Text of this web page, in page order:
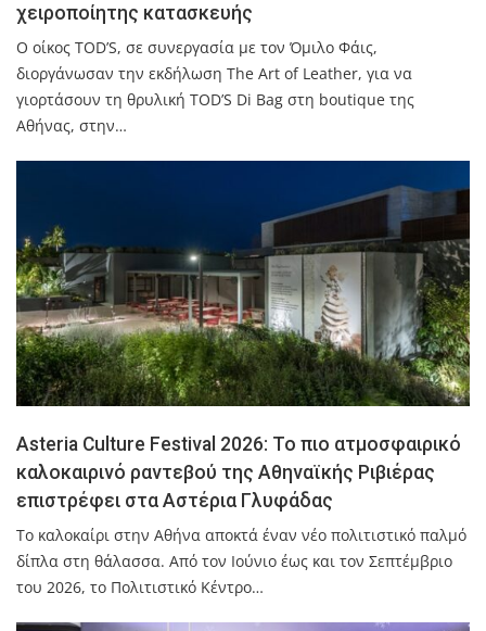
χειροποίητης κατασκευής
O οίκος TOD’S, σε συνεργασία με τον Όμιλο Φάις,
διοργάνωσαν την εκδήλωση The Art of Leather, για να
γιορτάσουν τη θρυλική TOD’S Di Bag στη boutique της
Αθήνας, στην…
Asteria Culture Festival 2026: Το πιο ατμοσφαιρικό
καλοκαιρινό ραντεβού της Αθηναϊκής Ριβιέρας
επιστρέφει στα Αστέρια Γλυφάδας
Το καλοκαίρι στην Αθήνα αποκτά έναν νέο πολιτιστικό παλμό
δίπλα στη θάλασσα. Από τον Ιούνιο έως και τον Σεπτέμβριο
του 2026, το Πολιτιστικό Κέντρο…